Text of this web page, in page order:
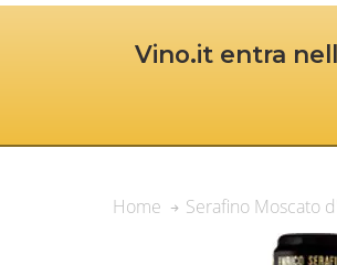
Vino.it entra
Home Serafino Moscato